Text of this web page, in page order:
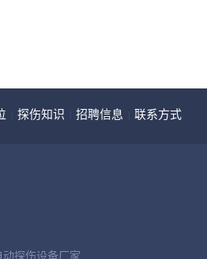
探伤知识 招聘信息 联系方式
探伤设备厂家